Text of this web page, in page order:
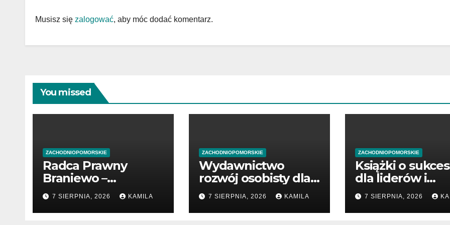
Musisz się zalogować, aby móc dodać komentarz.
You missed
ZACHODNIOPOMORSKIE
Radca Prawny
Braniewo –
profesjonalne
wsparcie w
sprawach prawnych
7 SIERPNIA, 2026 KAMILA
ZACHODNIOPOMORSKIE
Wydawnictwo
rozwój osobisty dla
początkujących
przedsiębiorców
7 SIERPNIA, 2026 KAMILA
ZACHODNIOPOMORSKIE
Książki o
dla liderów i
7 SIERPNIA, 2026